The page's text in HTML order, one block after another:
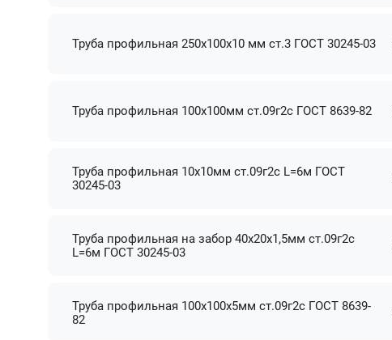
Труба профильная 250х100х10 мм ст.3 ГОСТ 30245-03
Труба профильная 100х100мм ст.09г2с ГОСТ 8639-82
Труба профильная 10х10мм ст.09г2с L=6м ГОСТ
30245-03
Труба профильная на забор 40х20х1,5мм ст.09г2с
L=6м ГОСТ 30245-03
Труба профильная 100х100х5мм ст.09г2с ГОСТ 8639-
82